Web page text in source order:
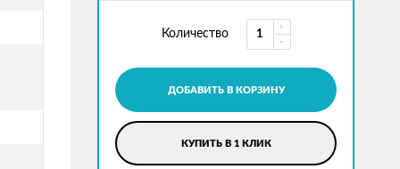
Количество
ДОБАВИТЬ В КОРЗИНУ
КУПИТЬ В 1 КЛИК